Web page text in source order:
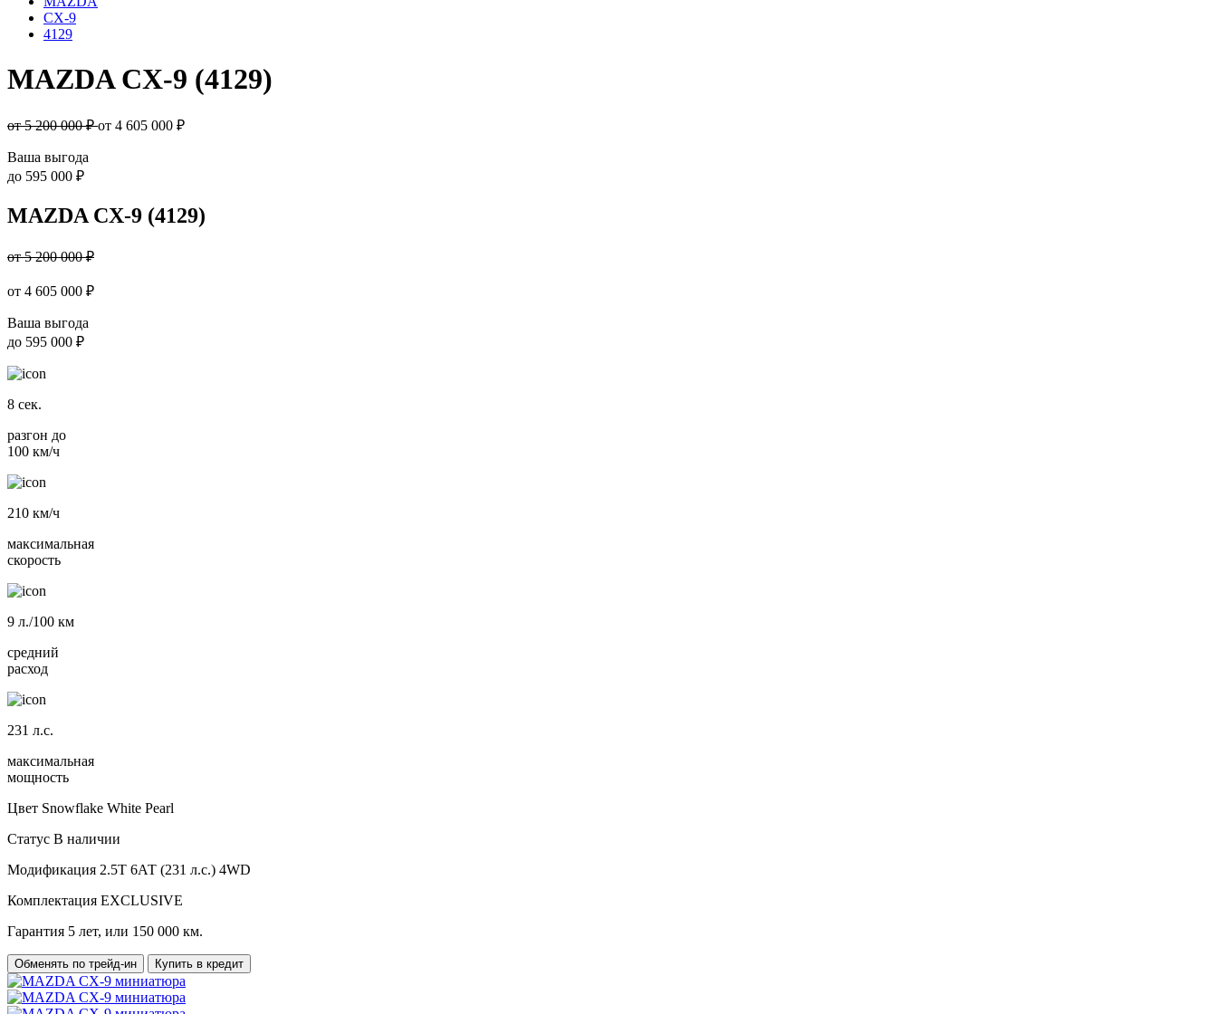
CX-9
4129
MAZDA CX-9 (4129)
от 5 200 000 ₽от 4 605 000 ₽
Ваша выгода
до 595 000 ₽
MAZDA CX-9 (4129)
от 5 200 000 ₽
от 4 605 000 ₽
Ваша выгода
до 595 000 ₽
8 сек.
разгон до
100 км/ч
210 км/ч
максимальная
скорость
9 л./100 км
средний
расход
231 л.с.
максимальная
мощность
Цвет Snowflake White Pearl
Статус В наличии
Модификация 2.5T 6АТ (231 л.с.) 4WD
Комплектация EXCLUSIVE
Гарантия 5 лет, или 150 000 км.
Обменять по трейд-ин Купить в кредит